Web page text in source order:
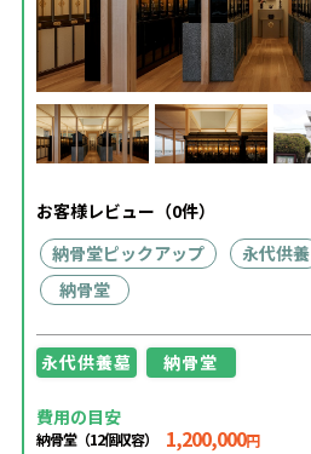
お客様レビュー（0件）
納骨堂ピックアップ
永代供養
納骨堂
永代供養墓 納骨堂
費用の目安
納骨堂（12個収容） 1,200,000円